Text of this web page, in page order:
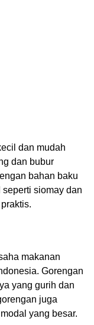
dan mudah
dan bubur
bahan baku
siomay dan
makanan
Gorengan
yang gurih dan
juga
yang besar.